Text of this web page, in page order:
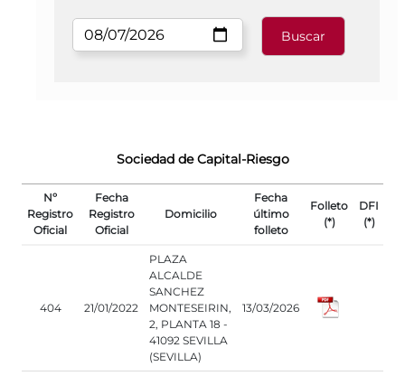
Sociedad de Capital-Riesgo
Nº
Registro
Oficial
Fecha
Registro
Oficial
Domicilio
Fecha
último
folleto
Folleto
(*)
DFI
(*)
404 21/01/2022
PLAZA
ALCALDE
SANCHEZ
MONTESEIRIN,
2, PLANTA 18 -
41092 SEVILLA
(SEVILLA)
13/03/2026